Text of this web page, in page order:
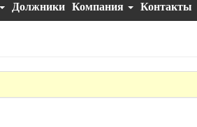
Должники Компания Контакты